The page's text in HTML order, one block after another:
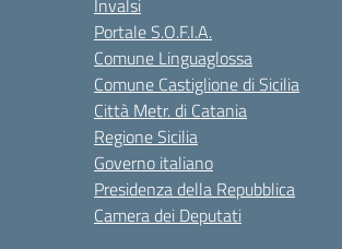
Invalsi
Portale S.O.F.I.A.
Comune Linguaglossa
Comune Castiglione di Sicilia
Città Metr. di Catania
Regione Sicilia
Governo italiano
Presidenza della Repubblica
Camera dei Deputati